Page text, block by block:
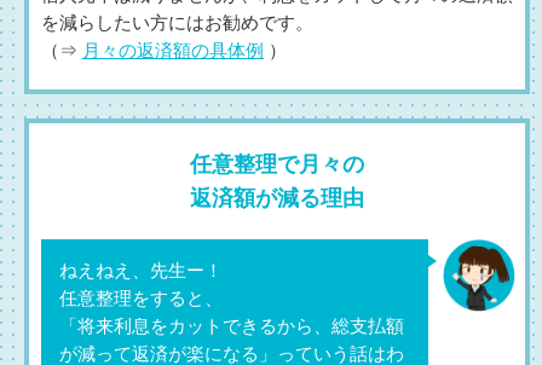
を減らしたい方にはお勧めです。
（⇒ 月々の返済額の具体例 ）
任意整理で月々の
返済額が減る理由
ねえねえ、先生ー！
任意整理をすると、
「将来利息をカットできるから、総支払額
が減って返済が楽になる」っていう話はわ